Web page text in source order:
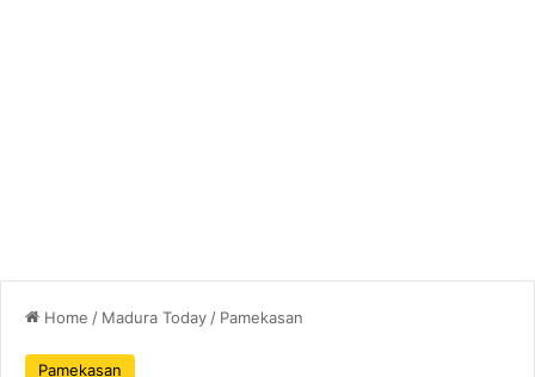
Home / Madura Today / Pamekasan
Pamekasan